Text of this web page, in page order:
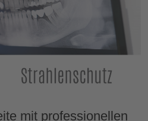
mit professionellen